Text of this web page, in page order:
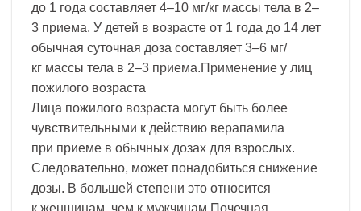
до 1 года составляет 4–10 мг/кг массы тела в 2–
3 приема. У детей в возрасте от 1 года до 14 лет
обычная суточная доза составляет 3–6 мг/
кг массы тела в 2–3 приема.Применение у лиц
пожилого возраста
Лица пожилого возраста могут быть более
чувствительными к действию верапамила
при приеме в обычных дозах для взрослых.
Следовательно, может понадобиться снижение
дозы. В большей степени это относится